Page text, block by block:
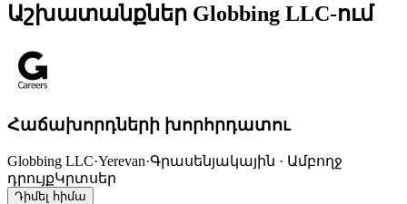
Աշխատանքներ Globbing LLC-ում
Հաճախորդների խորհրդատու
Globbing LLC·Yerevan·Գրասենյակային · Ամբողջ
դրույքԿրտսեր
Դիմել հիմա